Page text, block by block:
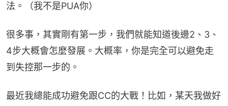
法。（我不是PUA你）
很多事，其實剛有第一步，我們就能知道後邊2、3、
4步大概會怎麼發展。大概率，你是完全可以避免走
到失控那一步的。
最近我總能成功避免跟CC的大戰！比如，某天我做好